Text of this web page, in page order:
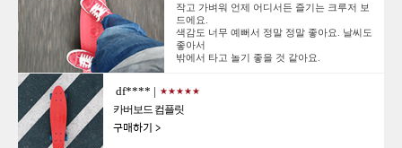
작고 가벼워 언제 어디서든 즐기는 크루저 보
드에요.
색감도 너무 예뻐서 정말 정말 좋아요. 날씨도
좋아서
밖에서 타고 놀기 좋을 것 같아요.
df**** | ★★★★★
카버보드 컴플릿
구매하기 >